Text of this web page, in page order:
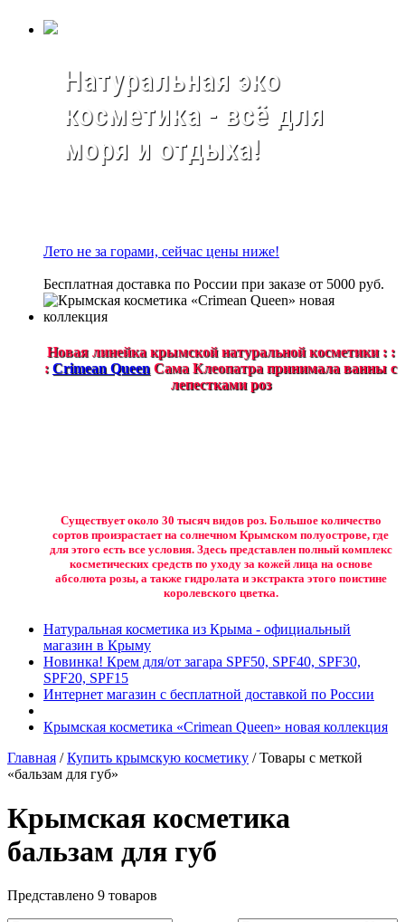
Натуральная эко
косметика - всё для
моря и отдыха!
Лето не за горами, сейчас цены ниже!
Бесплатная доставка по России при заказе от 5000 руб.
Новая линейка крымской натуральной косметики : :
: Crimean Queen Сама Клеопатра принимала ванны с
лепестками роз
Существует около 30 тысяч видов роз. Большое количество
сортов произрастает на солнечном Крымском полуострове, где
для этого есть все условия. Здесь представлен полный комплекс
косметических средств по уходу за кожей лица на основе
абсолюта розы, а также гидролата и экстракта этого поистине
королевского цветка.
Натуральная косметика из Крыма - официальный
магазин в Крыму
Новинка! Крем для/от загара SPF50, SPF40, SPF30,
SPF20, SPF15
Интернет магазин с бесплатной доставкой по России
Крымская косметика «Crimean Queen» новая коллекция
Главная /Купить крымскую косметику / Товары с меткой
«бальзам для губ»
Крымская косметика
бальзам для губ
Представлено 9 товаров